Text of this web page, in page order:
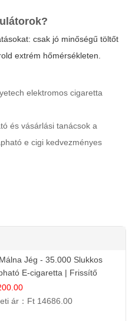
csak jó minőségű töltőt
extrém hőmérsékleten.
elektromos cigaretta
és vásárlási tanácsok a
e cigi kedvezményes
Jég - 35.000 Slukkos
E-cigaretta | Frissítő
ár： Ft 14686.00